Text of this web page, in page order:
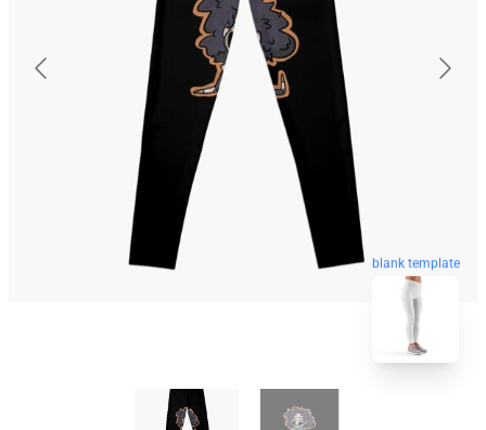
blank template